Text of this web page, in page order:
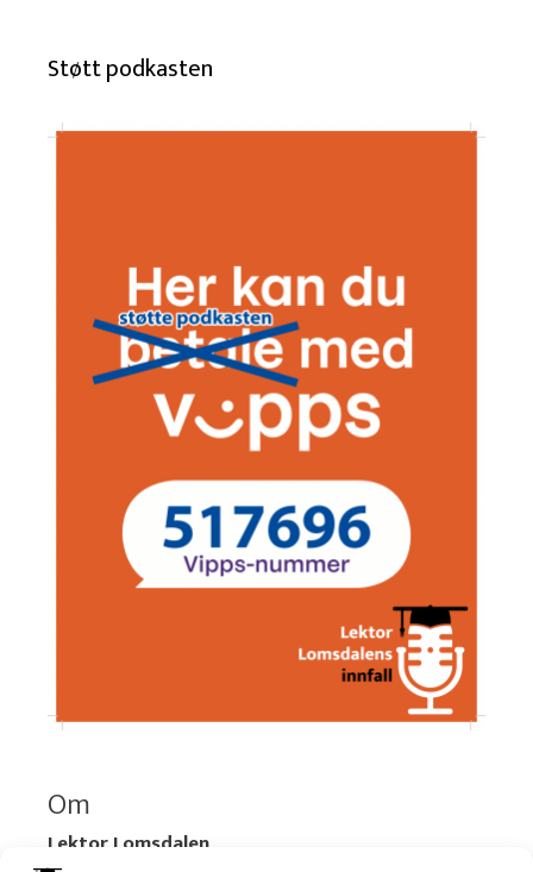
Støtt podkasten
Om
Lektor Lomsdalen